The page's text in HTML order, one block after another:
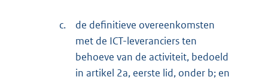
c.
de definitieve overeenkomsten
met de ICT-leveranciers ten
behoeve van de activiteit, bedoeld
in artikel 2a, eerste lid, onder b; en